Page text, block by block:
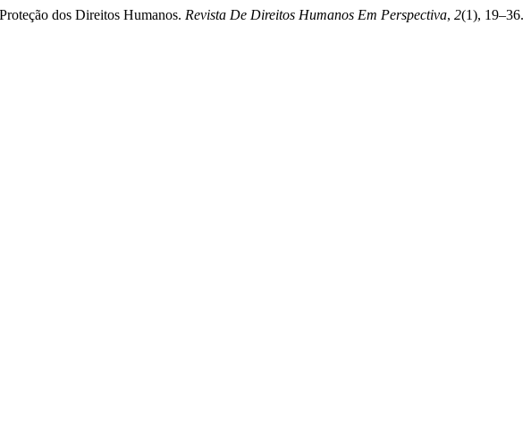
dos Direitos Humanos. Revista De Direitos Humanos Em Perspectiva, 2(1), 19–36.